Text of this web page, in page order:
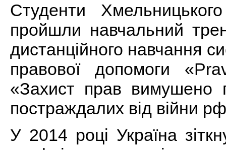
Студенти
пройшли навчальний
дистанційного навчання
правової допомоги
«Захист прав вимушено
постраждалих від війни
У 2014 році Україна